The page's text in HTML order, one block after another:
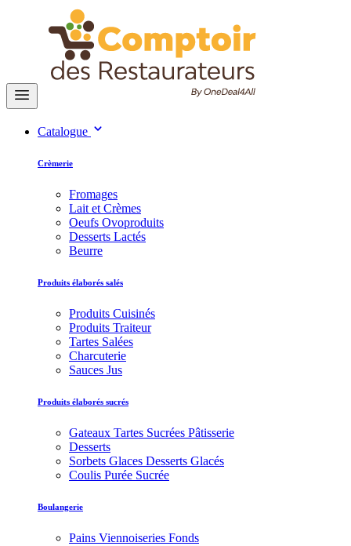
Catalogue
Crèmerie
Fromages
Lait et Crèmes
Oeufs Ovoproduits
Desserts Lactés
Beurre
Produits élaborés salés
Produits Cuisinés
Produits Traiteur
Tartes Salées
Charcuterie
Sauces Jus
Produits élaborés sucrés
Gateaux Tartes Sucrées Pâtisserie
Desserts
Sorbets Glaces Desserts Glacés
Coulis Purée Sucrée
Boulangerie
Pains Viennoiseries Fonds